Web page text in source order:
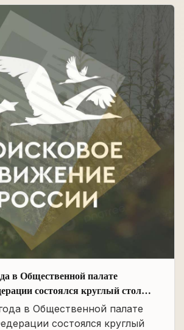
в Общественной палате
состоялся круглый стол
о Героях подвига
и воспитание...
в Общественной палате
состоялся круглый